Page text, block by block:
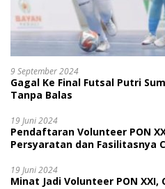
9 September 2024
Gagal Ke Final Futsal Putri
Tanpa Balas
19 Juni 2024
Pendaftaran Volunteer PON
Persyaratan dan Fasilitasnya
19 Juni 2024
Minat Jadi Volunteer PON XXI,